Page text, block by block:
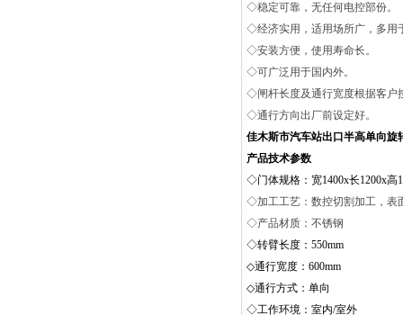
◇稳定可靠，无任何电控部份。
◇经济实用，适用场所广，多用
◇安装方便，使用寿命长。
◇可广泛用于国内外。
◇闸杆长度及通行宽度根据客户
◇通行方向出厂前设定好。
佳木斯市汽车站出口半高单向旋
产品技术参数
◇门体规格：宽1400x长1200x高
◇加工工艺：数控切割加工，表
◇产品材质：不锈钢
◇转臂长度：550mm
◇通行宽度：600mm
◇通行方式：单向
◇工作环境：室内/室外